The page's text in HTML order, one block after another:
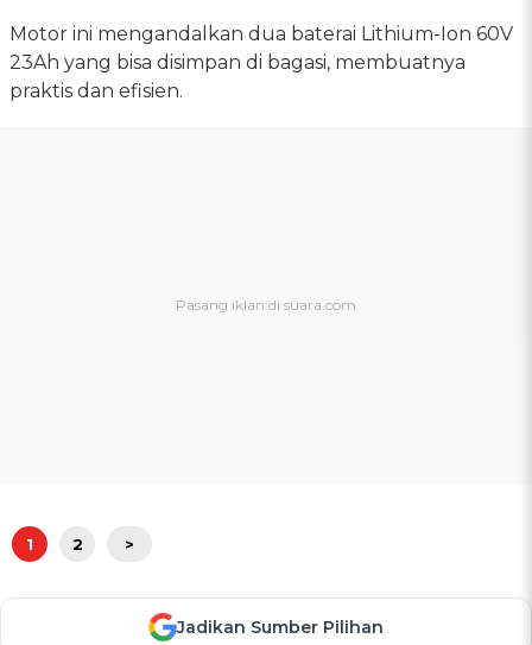
Motor ini mengandalkan dua baterai Lithium-Ion 60V
23Ah yang bisa disimpan di bagasi, membuatnya
praktis dan efisien.
1 2 >
Jadikan Sumber Pilihan